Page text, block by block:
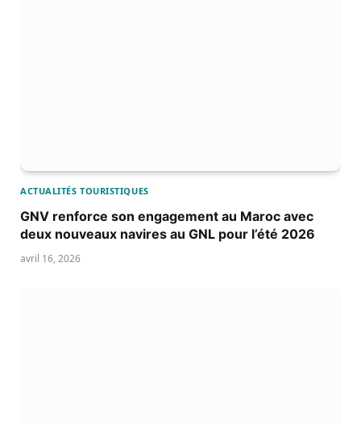
ACTUALITÉS TOURISTIQUES
GNV renforce son engagement au Maroc avec
deux nouveaux navires au GNL pour l’été 2026
avril 16, 2026